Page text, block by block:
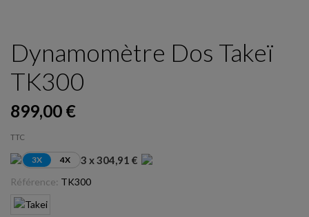
Dynamomètre Dos Takeï
TK300
899,00 €
TTC
3X 4X 3 x 304,91 €
Référence: TK300